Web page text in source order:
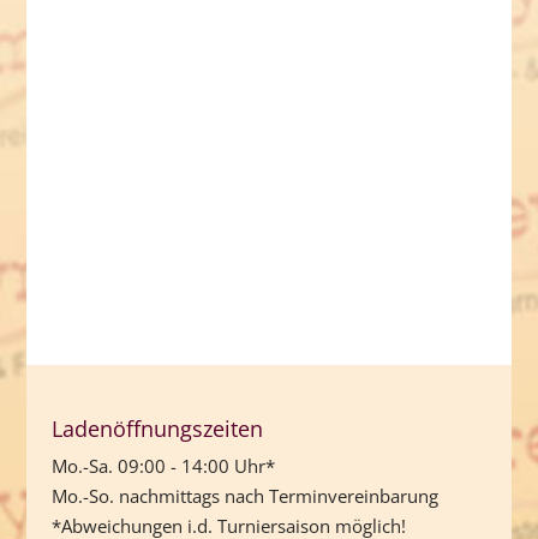
Ladenöffnungszeiten
Mo.-Sa. 09:00 - 14:00 Uhr*
Mo.-So. nachmittags nach Terminvereinbarung
*Abweichungen i.d. Turniersaison möglich!